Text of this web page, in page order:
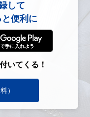
して
便利に
いてくる！
）